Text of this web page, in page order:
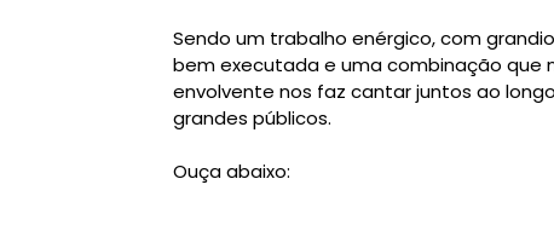
Sendo um trabalho enérgico, com
bem executada e uma combinação que
envolvente nos faz cantar juntos ao
grandes públicos.
Ouça abaixo: